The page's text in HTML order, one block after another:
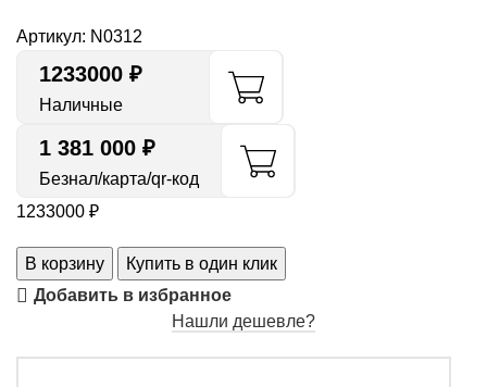
Артикул: N0312
1233000 ₽
Наличные
1 381 000 ₽
Безнал/карта/qr-код
1233000 ₽
В корзину
Купить в один клик
Добавить в избранное
Нашли дешевле?